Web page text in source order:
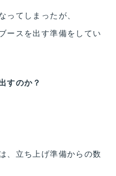
ってしまったが、
ースを出す準備をしてい
すのか？
、立ち上げ準備からの数